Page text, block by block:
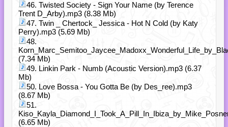
46. Twisted Society - Sign Your Name (by Terence
Trent D_Arby).mp3 (8.38 Mb)
47. Twin _ Chertock_ Jessica - Hot N Cold (by Katy
Perry).mp3 (5.69 Mb)
48.
(7.34 Mb)
49. Linkin Park - Numb (Acoustic Version).mp3 (6.37
Mb)
50. Love Bossa - You Gotta Be (by Des_ree).mp3
(8.67 Mb)
51.
(6.65 Mb)